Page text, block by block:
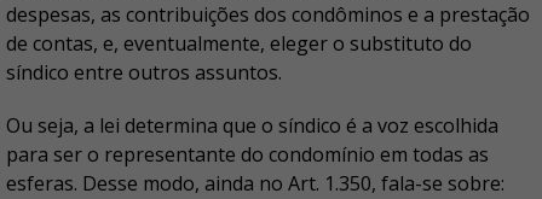
despesas, as contribuições dos condôminos e a prestação
de contas, e, eventualmente, eleger o substituto do
síndico entre outros assuntos.
Ou seja, a lei determina que o síndico é a voz escolhida
para ser o representante do condomínio em todas as
esferas. Desse modo, ainda no Art. 1.350, fala-se sobre: